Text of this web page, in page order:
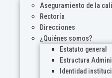
Aseguramiento de la
Rectoría
Direcciones
¿Quiénes somos?
Estatuto general
Estructura
Identidad